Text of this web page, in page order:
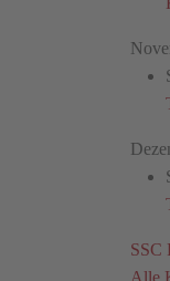
der
SSC
Alle